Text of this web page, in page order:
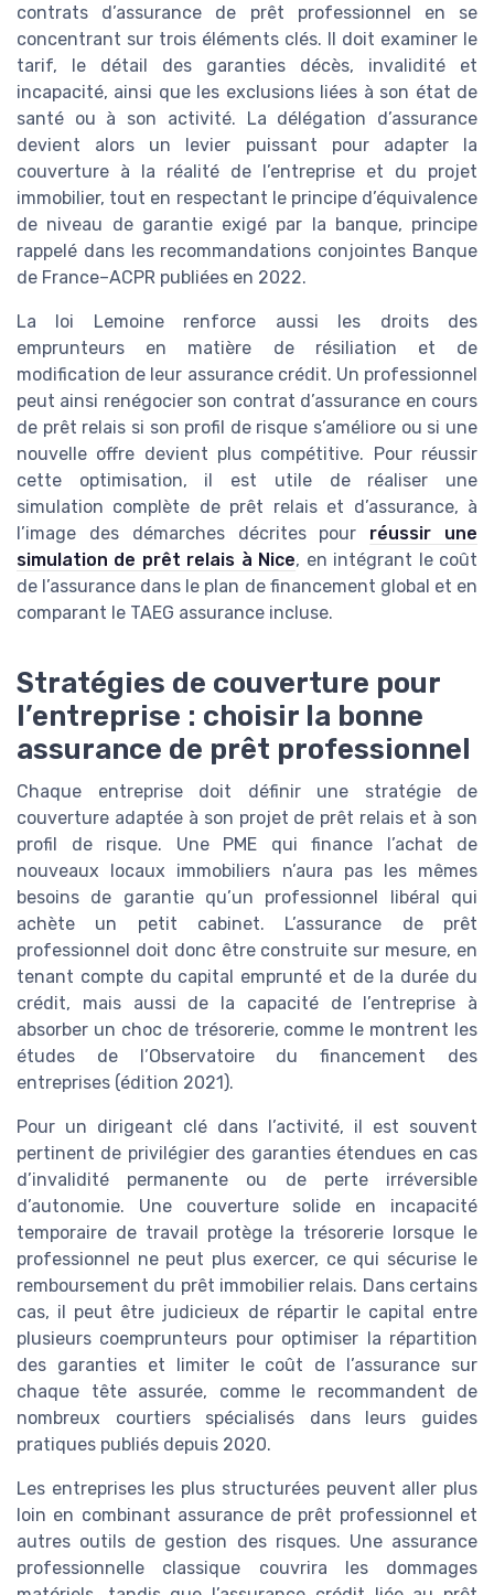
contrats d’assurance de prêt professionnel en se
concentrant sur trois éléments clés. Il doit examiner le
tarif, le détail des garanties décès, invalidité et
incapacité, ainsi que les exclusions liées à son état de
santé ou à son activité. La délégation d’assurance
devient alors un levier puissant pour adapter la
couverture à la réalité de l’entreprise et du projet
immobilier, tout en respectant le principe d’équivalence
de niveau de garantie exigé par la banque, principe
rappelé dans les recommandations conjointes Banque
de France–ACPR publiées en 2022.
La loi Lemoine renforce aussi les droits des
emprunteurs en matière de résiliation et de
modification de leur assurance crédit. Un professionnel
peut ainsi renégocier son contrat d’assurance en cours
de prêt relais si son profil de risque s’améliore ou si une
nouvelle offre devient plus compétitive. Pour réussir
cette optimisation, il est utile de réaliser une
simulation complète de prêt relais et d’assurance, à
l’image des démarches décrites pour réussir une
simulation de prêt relais à Nice, en intégrant le coût
de l’assurance dans le plan de financement global et en
comparant le TAEG assurance incluse.
Stratégies de couverture pour
l’entreprise : choisir la bonne
assurance de prêt professionnel
Chaque entreprise doit définir une stratégie de
couverture adaptée à son projet de prêt relais et à son
profil de risque. Une PME qui finance l’achat de
nouveaux locaux immobiliers n’aura pas les mêmes
besoins de garantie qu’un professionnel libéral qui
achète un petit cabinet. L’assurance de prêt
professionnel doit donc être construite sur mesure, en
tenant compte du capital emprunté et de la durée du
crédit, mais aussi de la capacité de l’entreprise à
absorber un choc de trésorerie, comme le montrent les
études de l’Observatoire du financement des
entreprises (édition 2021).
Pour un dirigeant clé dans l’activité, il est souvent
pertinent de privilégier des garanties étendues en cas
d’invalidité permanente ou de perte irréversible
d’autonomie. Une couverture solide en incapacité
temporaire de travail protège la trésorerie lorsque le
professionnel ne peut plus exercer, ce qui sécurise le
remboursement du prêt immobilier relais. Dans certains
cas, il peut être judicieux de répartir le capital entre
plusieurs coemprunteurs pour optimiser la répartition
des garanties et limiter le coût de l’assurance sur
chaque tête assurée, comme le recommandent de
nombreux courtiers spécialisés dans leurs guides
pratiques publiés depuis 2020.
Les entreprises les plus structurées peuvent aller plus
loin en combinant assurance de prêt professionnel et
autres outils de gestion des risques. Une assurance
professionnelle classique couvrira les dommages